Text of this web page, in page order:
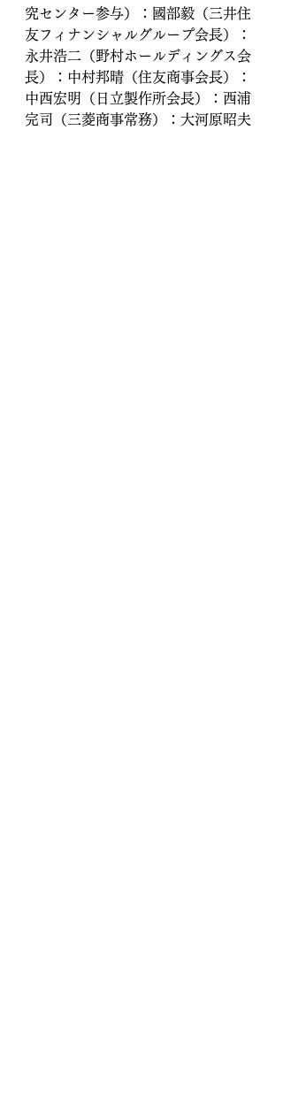
究センター参与）：國部毅（三井住
友フィナンシャルグループ会長）：
永井浩二（野村ホールディングス会
長）：中村邦晴（住友商事会長）：
中西宏明（日立製作所会長）：西浦
完司（三菱商事常務）：大河原昭夫